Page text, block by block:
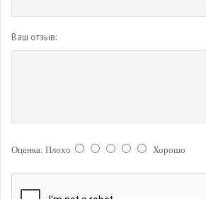
Ваш отзыв:
Оценка: Плохо Хорошо